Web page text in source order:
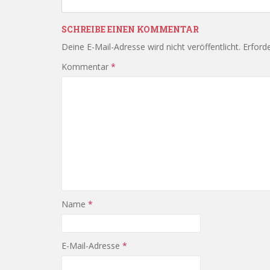
SCHREIBE EINEN KOMMENTAR
Deine E-Mail-Adresse wird nicht veröffentlicht.
Kommentar *
Name *
E-Mail-Adresse *